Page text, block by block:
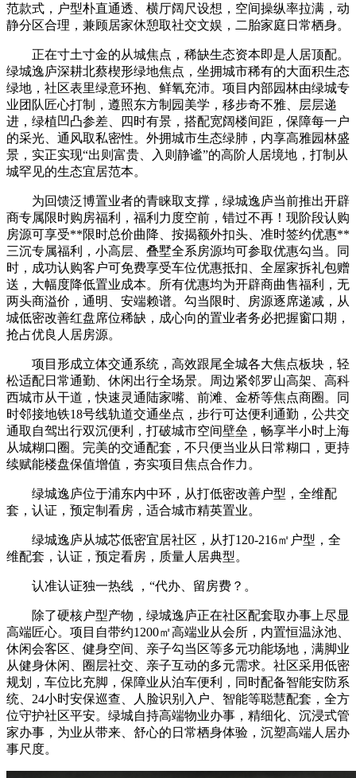
范款式，户型朴直通透、横厅阔尺设想，空间操纵率拉满，动
静分区合理，兼顾居家休憩取社交文娱，二胎家庭日常栖身。
正在寸土寸金的从城焦点，稀缺生态资本即是人居顶配。
绿城逸庐深耕北蔡楔形绿地焦点，坐拥城市稀有的大面积生态
绿地，社区表里绿意环抱、鲜氧充沛。项目内部园林由绿城专
业团队匠心打制，遵照东方制园美学，移步奇不雅、层层递
进，绿植凹凸参差、四时有景，搭配宽阔楼间距，保障每一户
的采光、通风取私密性。外拥城市生态绿肺，内享高雅园林盛
景，实正实现“出则富贵、入则静谧”的高阶人居境地，打制从
城罕见的生态宜居范本。
为回馈泛博置业者的青睐取支撑，绿城逸庐当前推出开辟
商专属限时购房福利，福利力度空前，错过不再！现阶段认购
房源可享受**限时总价曲降、按揭额外扣头、准时签约优惠**
三沉专属福利，小高层、叠墅全系房源均可参取优惠勾当。同
时，成功认购客户可免费享受车位优惠抵扣、全屋家拆礼包赠
送，大幅度降低置业成本。所有优惠均为开辟商曲售福利，无
两头商溢价，通明、安端赖谱。勾当限时、房源逐席递减，从
城低密改善红盘席位稀缺，成心向的置业者务必把握窗口期，
抢占优良人居房源。
项目形成立体交通系统，高效跟尾全城各大焦点板块，轻
松适配日常通勤、休闲出行全场景。周边紧邻罗山高架、高科
西城市从干道，快速灵通陆家嘴、前滩、金桥等焦点商圈。同
时邻接地铁18号线轨道交通坐点，步行可达便利通勤，公共交
通取自驾出行双沉便利，打破城市空间壁垒，畅享半小时上海
从城糊口圈。完美的交通配套，不只便当业从日常糊口，更持
续赋能楼盘保值增值，夯实项目焦点合作力。
绿城逸庐位于浦东内中环，从打低密改善户型，全维配
套，认证，预定制看房，适合城市精英置业。
绿城逸庐从城芯低密宜居社区，从打120-216㎡户型，全
维配套，认证，预定看房，质量人居典型。
认准认证独一热线 ，“代办、留房费？。
除了硬核户型产物，绿城逸庐正在社区配套取办事上尽显
高端匠心。项目自带约1200㎡高端业从会所，内置恒温泳池、
休闲会客区、健身空间、亲子勾当区等多元功能场地，满脚业
从健身休闲、圈层社交、亲子互动的多元需求。社区采用低密
规划，车位比充脚，保障业从泊车便利，同时配备智能安防系
统、24小时安保巡查、人脸识别入户、智能等聪慧配套，全方
位守护社区平安。绿城自持高端物业办事，精细化、沉浸式管
家办事，为业从带来、舒心的日常栖身体验，沉塑高端人居办
事尺度。